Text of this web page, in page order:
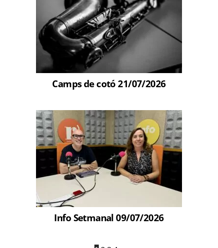
Camps de cotó 21/07/2026
Info Setmanal 09/07/2026